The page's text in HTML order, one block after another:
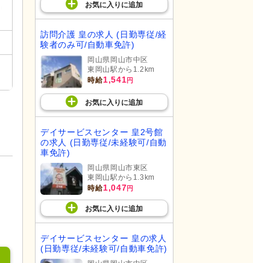
お気に入り に追加
訪問介護 皇の求人 (日勤専従/経
験者のみ可/自動車免許)
岡山県岡山市中区
東岡山駅から1.2km
時給1,541円
お気に入り に追加
デイサービスセンター 皇2号館
の求人 (日勤専従/未経験可/自動
車免許)
岡山県岡山市東区
東岡山駅から1.3km
時給1,047円
お気に入り に追加
デイサービスセンター 皇の求人
(日勤専従/未経験可/自動車免許)